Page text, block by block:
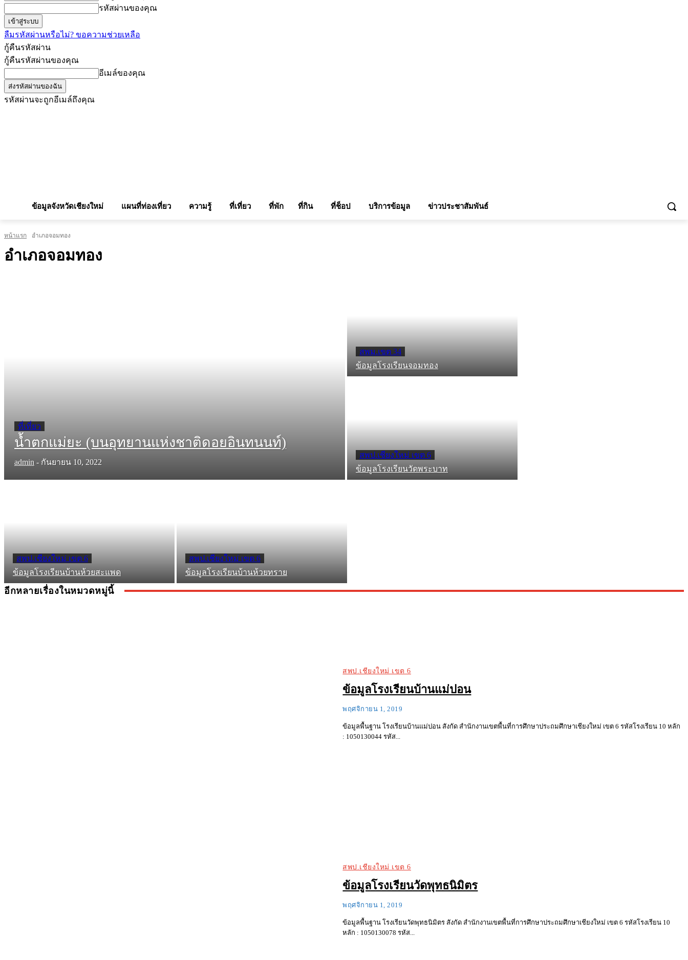
รหัสผ่านของคุณ
ลืมรหัสผ่านหรือไม่? ขอความช่วยเหลือ
กู้คืนรหัสผ่าน
กู้คืนรหัสผ่านของคุณ
อีเมล์ของคุณ
รหัสผ่านจะถูกอีเมล์ถึงคุณ
ข้อมูลจังหวัดเชียงใหม่ แผนที่ท่องเที่ยว ความรู้ ที่เที่ยว ที่พัก ที่กิน ที่ช็อป บริการข้อมูล ข่าวประชาสัมพันธ์
หน้าแรก อำเภอจอมทอง
อำเภอจอมทอง
ที่เที่ยว
น้ำตกแม่ยะ (บนอุทยานแห่งชาติดอยอินทนนท์)
admin - กันยายน 10, 2022
สพม.เขต 34
ข้อมูลโรงเรียนจอมทอง
สพป.เชียงใหม่ เขต 6
ข้อมูลโรงเรียนวัดพระบาท
สพป.เชียงใหม่ เขต 6
ข้อมูลโรงเรียนบ้านห้วยสะแพด
สพป.เชียงใหม่ เขต 6
ข้อมูลโรงเรียนบ้านห้วยทราย
อีกหลายเรื่องในหมวดหมู่นี้
สพป.เชียงใหม่ เขต 6
ข้อมูลโรงเรียนบ้านแม่ปอน
พฤศจิกายน 1, 2019
ข้อมูลพื้นฐาน โรงเรียนบ้านแม่ปอน สังกัด สำนักงานเขตพื้นที่การศึกษาประถมศึกษาเชียงใหม่ เขต 6 รหัสโรงเรียน 10 หลัก
: 1050130044 รหัส...
สพป.เชียงใหม่ เขต 6
ข้อมูลโรงเรียนวัดพุทธนิมิตร
พฤศจิกายน 1, 2019
ข้อมูลพื้นฐาน โรงเรียนวัดพุทธนิมิตร สังกัด สำนักงานเขตพื้นที่การศึกษาประถมศึกษาเชียงใหม่ เขต 6 รหัสโรงเรียน 10
หลัก : 1050130078 รหัส...